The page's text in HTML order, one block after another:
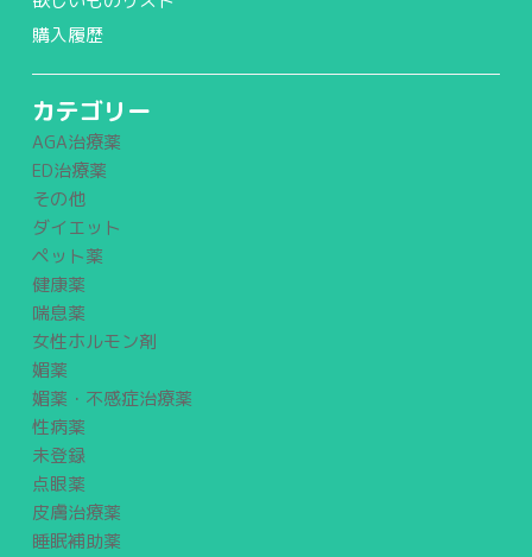
購入履歴
カテゴリー
AGA治療薬
ED治療薬
その他
ダイエット
ペット薬
健康薬
喘息薬
女性ホルモン剤
媚薬
媚薬・不感症治療薬
性病薬
未登録
点眼薬
皮膚治療薬
睡眠補助薬